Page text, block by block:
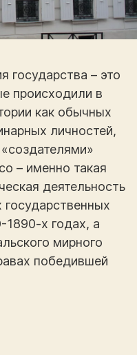
государства – это
происходили в
как обычных
личностей,
– именно такая
деятельность
х годах, а
мирного
победившей